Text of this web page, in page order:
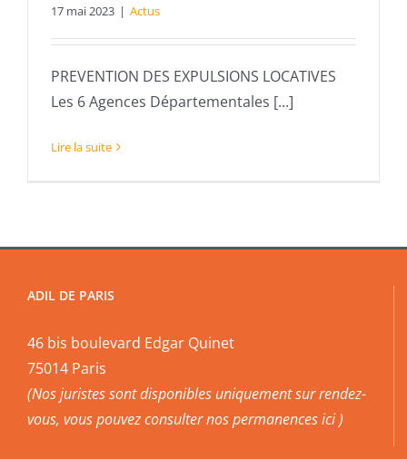
17 mai 2023 | Actus
PREVENTION DES EXPULSIONS LOCATIVES
Les 6 Agences Départementales [...]
Lire la suite
ADIL DE PARIS
46 bis boulevard Edgar Quinet
75014 Paris
(Nos juristes sont disponibles uniquement sur rendez-
vous, vous pouvezconsulter nos permanences ici )